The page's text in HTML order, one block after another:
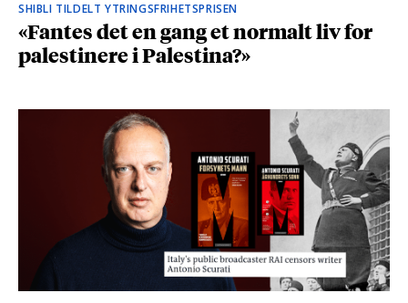
SHIBLI TILDELT YTRINGSFRIHETSPRISEN
«Fantes det en gang et normalt liv for
palestinere i Palestina?»